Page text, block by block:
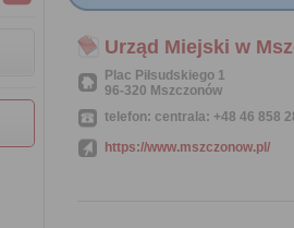
Urząd Miejski w
Plac Piłsudskiego 1
96-320 Mszczonów
telefon: centrala: +48 46 858
https://www.mszczonow.pl/